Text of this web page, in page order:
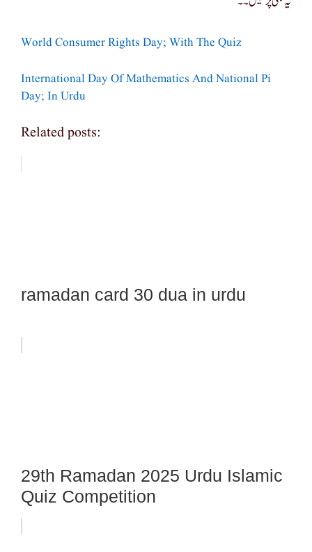
World Consumer Rights Day; With The Quiz
International Day Of Mathematics And National Pi
Day; In Urdu
Related posts:
ramadan card 30 dua in urdu
29th Ramadan 2025 Urdu Islamic
Quiz Competition